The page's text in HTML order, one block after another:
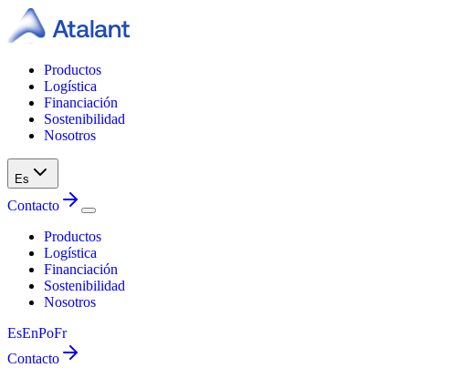
Productos
Logística
Financiación
Sostenibilidad
Nosotros
Es
Contacto
Productos
Logística
Financiación
Sostenibilidad
Nosotros
EsEnPoFr
Contacto